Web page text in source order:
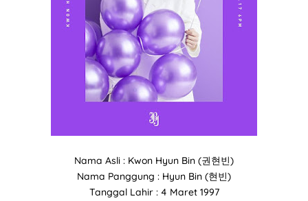
Nama Asli : Kwon Hyun Bin (권현빈)
Nama Panggung : Hyun Bin (현빈)
Tanggal Lahir : 4 Maret 1997